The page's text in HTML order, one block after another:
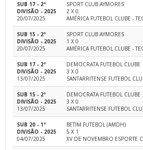
SUB 17 - 2ª
DIVISÃO - 2025
20/07/2025
SPORT CLUB AYMORES
2 X 0
AMÉRICA FUTEBOL CLUBE -
SUB 15 - 2ª
DIVISÃO - 2025
20/07/2025
SPORT CLUB AYMORES
1 X 0
AMÉRICA FUTEBOL CLUBE -
SUB 17 - 2ª
DIVISÃO - 2025
13/07/2025
DEMOCRATA FUTEBOL CLUBE
3 X 0
SANTARRITENSE FUTEBOL
SUB 15 - 2ª
DIVISÃO - 2025
13/07/2025
DEMOCRATA FUTEBOL CLUBE
3 X 0
SANTARRITENSE FUTEBOL
SUB 20 - 1ª
DIVISÃO - 2025
04/07/2025
BETIM FUTEBOL (AMDH)
5 X 1
XV DE NOVEMBRO ESPORTE